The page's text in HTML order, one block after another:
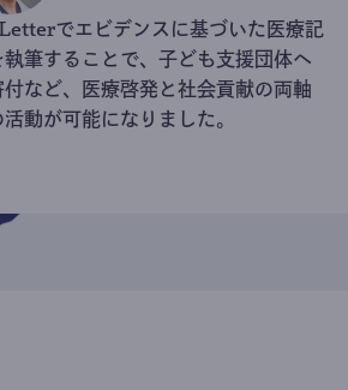
でエビデンスに基づいた医療記
執筆することで、子ども支援団体へ
付など、医療啓発と社会貢献の両軸
活動が可能になりました。